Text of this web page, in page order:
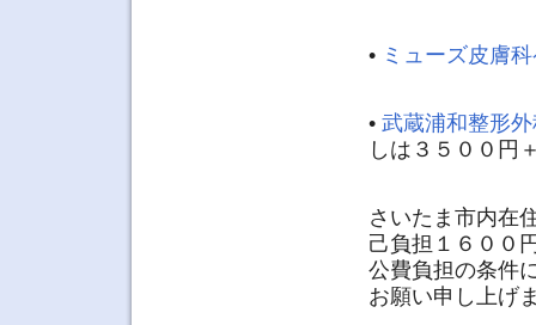
• ミューズ皮膚
• 武蔵浦和整形
しは３５００円
さいたま市内在
己負担１６００
公費負担の条件
お願い申し上げ